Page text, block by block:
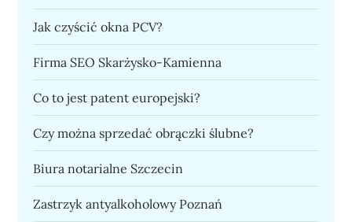
Jak czyścić okna PCV?
Firma SEO Skarżysko-Kamienna
Co to jest patent europejski?
Czy można sprzedać obrączki ślubne?
Biura notarialne Szczecin
Zastrzyk antyalkoholowy Poznań